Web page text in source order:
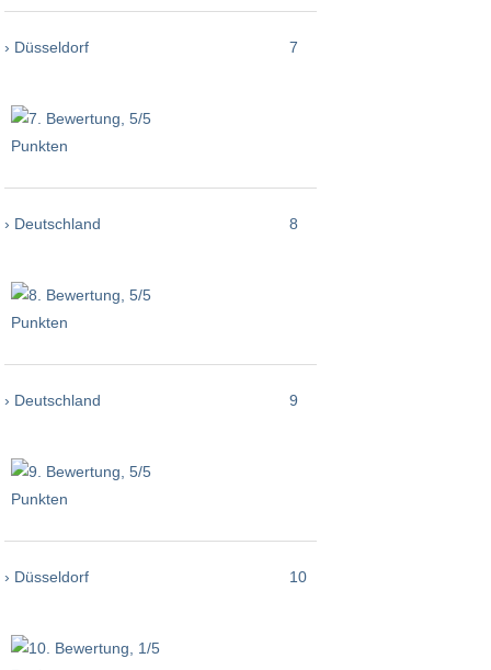
› Düsseldorf 7
› Deutschland 8
› Deutschland 9
› Düsseldorf 10